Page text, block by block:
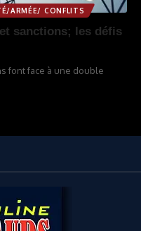
ARMÉE/ CONFLITS
sanctions; les défis
font face à une double